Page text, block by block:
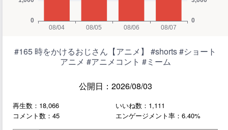
#165 時をかけるおじさん【アニメ】 #shorts #ショート
アニメ #アニメコント #ミーム
公開日：2026/08/03
再生数：18,066
いいね数：1,111
コメント数：45
エンゲージメント率：6.40%